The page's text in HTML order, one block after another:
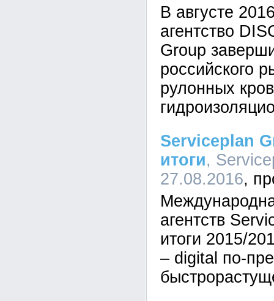
В августе
агентство
Group
российского
рулонных
Serviceplan
итоги,
27.08.2016
агентств
итоги 2015/
– digital по-